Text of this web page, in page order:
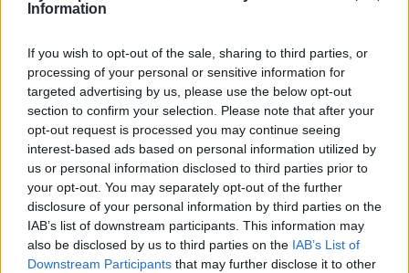
Information
If you wish to opt-out of the sale, sharing to third parties, or
processing of your personal or sensitive information for
targeted advertising by us, please use the below opt-out
section to confirm your selection. Please note that after your
opt-out request is processed you may continue seeing
interest-based ads based on personal information utilized by
us or personal information disclosed to third parties prior to
your opt-out. You may separately opt-out of the further
disclosure of your personal information by third parties on the
IAB’s list of downstream participants. This information may
also be disclosed by us to third parties on the IAB’s List of
Downstream Participants that may further disclose it to other
graczy TES i LNG?
Wygląda na to, że i Weibo Gaming jest już gotowe na
LPL 2025. A przynajmniej tak twierdzi redakcja
ChinaGAP. Według jej źródełbowiem WBG to kolejna
drużyna, która rzekomo już dogadała wszystkich
zawodników. I jak można się było spodziewać, nie
obejdzie się najwidoczniej bez zmian. Te mają być dwie.
Z zespołem rozstali się ponoć Liu "Crisp" Qing-Song
oraz Lee "Tarzan" Seung-yong. Ten pierwszy podobno
znalazł już dla siebie nowy dom. Pod skrzydła wzięło go
bowiem Top Esports. Jeśli chodzi natomiast o Tarzana,